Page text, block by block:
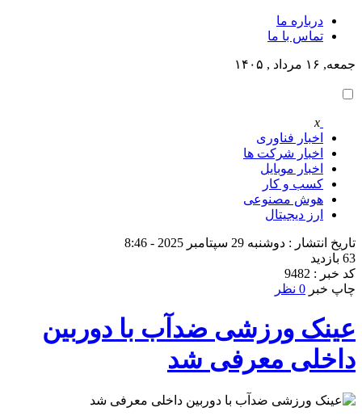
درباره ما
تماس با ما
جمعه, ۱۶ مرداد , ۱۴۰۵
x
اخبار فناوری
اخبار شرکت ها
اخبار موبایل
کسب و کار
هوش مصنوعی
ارز دیجیتال
تاریخ انتشار : دوشنبه 29 سپتامبر 2025 - 8:46
63 بازدید
کد خبر : 9482
چاپ خبر 0 نظر
عینک ورزشی ضدآب با دوربین
داخلی معرفی شد